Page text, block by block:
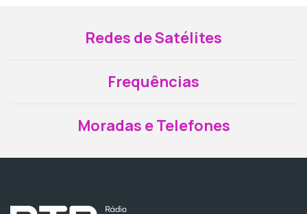
Redes de Satélites
Frequências
Moradas e Telefones